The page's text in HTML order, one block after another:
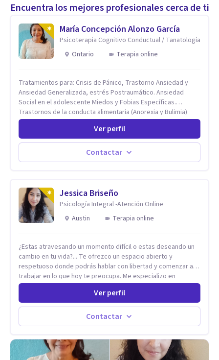
Encuentra los mejores profesionales cerca de ti
María Concepción Alonzo García
Psicoterapia Cognitivo Conductual / Tanatología
Ontario
Terapia online
Tratamientos para: Crisis de Pánico, Trastorno Ansiedad y
Ansiedad Generalizada, estrés Postraumático. Ansiedad
Social en el adolescente Miedos y Fobias Específicas.
Trastornos de la conducta alimentaria (Anorexia y Bulimia)
Modificación conductas no deseadas. Impulsividad,
conductas obsesivas, compulsividad. Trastorno obsesivo
compulsivo. Tratamiento Eficaz para la Depresión (AC)
Evaluación, contención e intervención en riesgo Suicida
Conductas autolesivas en el adolescente. Problemas con el
vínculo del Apego Seguro. Orientación sexual,
Acompañamiento Tanatológico. Cuidados paliativos en
enfermedades crónicas.
Ver perfil
Contactar
Jessica Briseño
Psicología Integral -Atención Online
Austin
Terapia online
¿Estas atravesando un momento difícil o estas deseando un
cambio en tu vida?... Te ofrezco un espacio abierto y
respetuoso donde podrás hablar con libertad y comenzar a
trabajar en lo que hoy te preocupa. Me especializo en
Trastornos de Ansiedad y a lo largo de mi experiencia
profesional he acompañado a muchas Familias y Parejas con
distintas problemáticas como el manejo del estrés,
Autoestima, Gestión de la Ira, Depresión, Retos en la Crianza,
Codependencia, Celos, entre otros. Cuento con más de 12
trabajado en distintos contextos clínicos con niños,
Adolescentes y Adultos
Ver perfil
Contactar